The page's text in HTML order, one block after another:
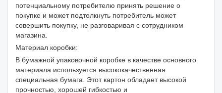
потенциальному потребителю принять решение о
покупке и может подтолкнуть потребитель может
совершить покупку, не разговаривая с сотрудником
магазина.
Материал коробки:
В бумажной упаковочной коробке в качестве основного
материала используется высококачественная
специальная бумага. Этот картон обладает высокой
прочностью, хорошей гибкостью и